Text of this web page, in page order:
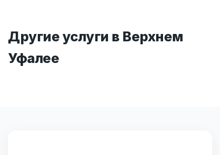
Другие услуги в Верхнем
Уфалее